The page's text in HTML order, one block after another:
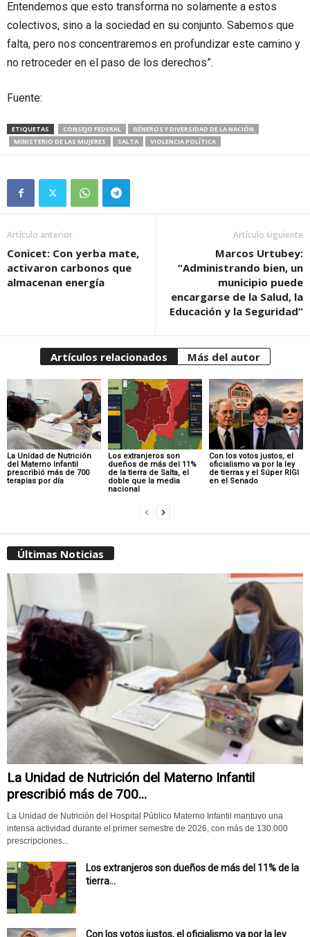
Entendemos que esto transforma no solamente a estos
colectivos, sino a la sociedad en su conjunto. Sabemos que
falta, pero nos concentraremos en profundizar este camino y
no retroceder en el paso de los derechos”.
Fuente:
ETIQUETAS CONSEJO FEDERAL
GÉNEROS Y DIVERSIDAD DE LA NACIÓN
MINISTERIO DE LAS MUJERES
SALTA VIOLENCIA POLÍTICA
Artículo anterior
Conicet: Con yerba mate,
activaron carbonos que
almacenan energía
Artículo siguiente
Marcos Urtubey:
“Administrando bien, un
municipio puede
encargarse de la Salud, la
Educación y la Seguridad”
Artículos relacionados Más del autor
La Unidad de Nutrición
del Materno Infantil
prescribió más de 700
terapias por día
Los extranjeros son
dueños de más del 11%
de la tierra de Salta, el
doble que la media
nacional
Con los votos justos, el
oficialismo va por la ley
de tierras y el Súper RIGI
en el Senado
Últimas Noticias
La Unidad de Nutrición del Materno Infantil
prescribió más de 700...
La Unidad de Nutrición del Hospital Público Materno Infantil mantuvo una
intensa actividad durante el primer semestre de 2026, con más de 130.000
prescripciones...
Los extranjeros son dueños de más del 11% de la
tierra...
Con los votos justos, el oficialismo va por la ley